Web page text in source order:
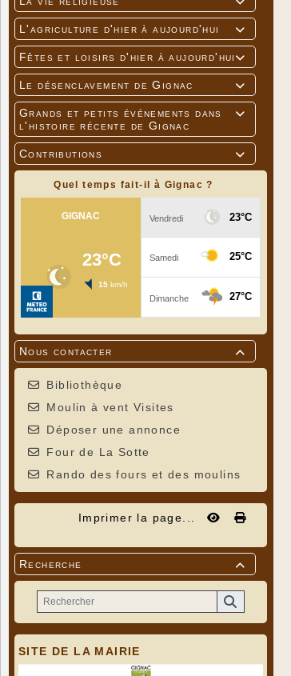


L'agriculture d'hier à aujourd'hui

Fêtes et loisirs d'hier à aujourd'hui

Le désenclavement de Gignac

Grands et petits événements dans
l'histoire récente de Gignac

Contributions
Quel temps fait-il à Gignac ?

Nous contacter
Bibliothèque
Moulin à vent Visites
Déposer une annonce
Four de La Sotte
Rando des fours et des moulins
Imprimer la page...

Recherche
SITE DE LA MAIRIE